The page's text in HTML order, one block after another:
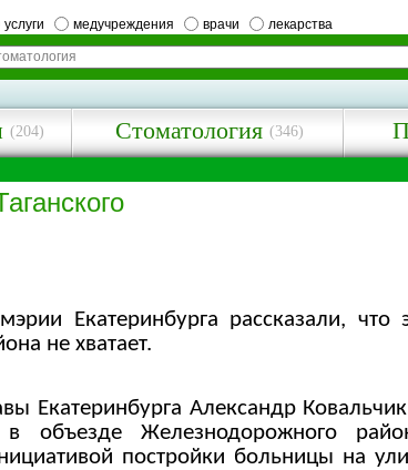
услуги медучреждения врачи лекарства
(204) Стоматология (346)
Екатеринбурга рассказали, что
не хватает.
Екатеринбурга Александр
объезде Железнодорожного
постройки больницы на